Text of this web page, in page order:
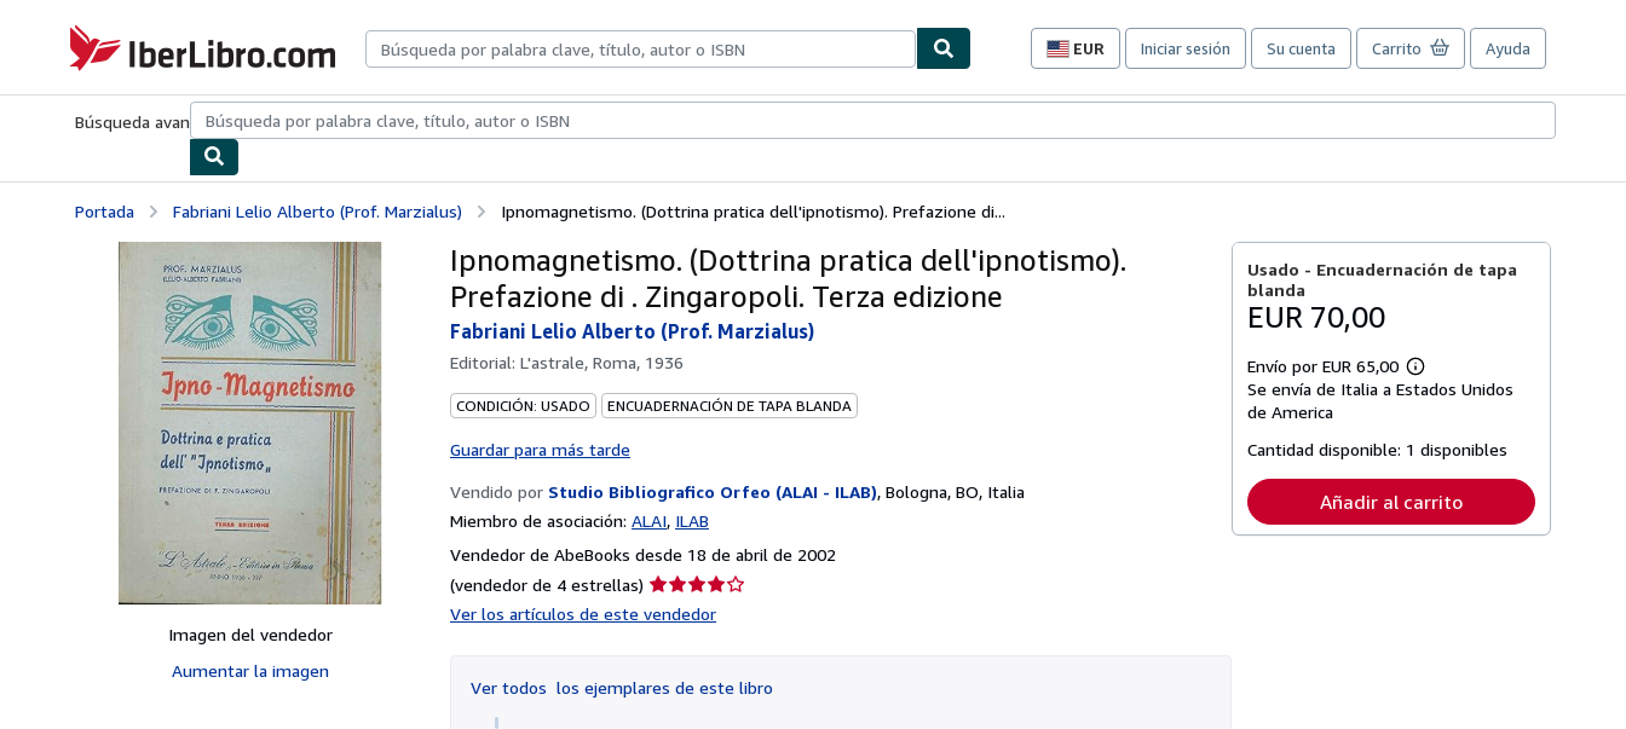
IberLibro.com
EUR
Preferencias
compra
sitio.
Iniciar sesión Su cuenta Carrito Ayuda
Búsqueda avanzadaColecciones Libros antiguosArte y coleccionismo
Portada Fabriani Lelio Alberto (Prof. Marzialus) Ipnomagnetismo. (Dottrina pratica dell'ipnotismo). Prefazione di...
Imagen del vendedor
Aumentar la imagen
Ipnomagnetismo. (Dottrina pratica dell'ipnotismo).
Prefazione di . Zingaropoli. Terza edizione
Fabriani Lelio Alberto (Prof. Marzialus)
Editorial: L'astrale, Roma, 1936
CONDICIÓN: USADO ENCUADERNACIÓN DE TAPA BLANDA
Guardar para más tarde
Vendido por Studio Bibliografico Orfeo (ALAI - ILAB), Bologna, BO, Italia
Miembro de asociación: ALAI ILAB
Vendedor de AbeBooks desde 18 de abril de 2002
(vendedor de 4 estrellas) Calificación
Ver los artículos de este vendedor
Ver todos los ejemplares de este libro
Usado - Encuadernación de tapa
blanda
EUR 70,00
Envío por EUR 65,00
Más
información
tarifas
envío
Se envía de Italia a Estados Unidos
de America
Cantidad disponible: 1 disponibles
Añadir al carrito